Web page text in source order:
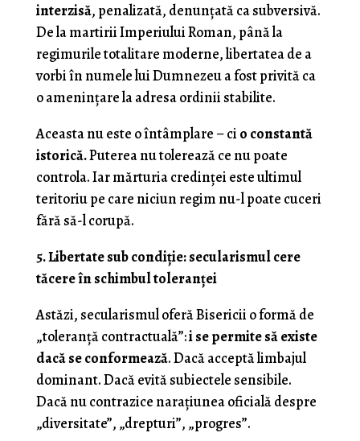
interzisă, penalizată, denunțată ca subversivă.
De la martirii Imperiului Roman, până la
regimurile totalitare moderne, libertatea de a
vorbi în numele lui Dumnezeu a fost privită ca
o amenințare la adresa ordinii stabilite.
Aceasta nu este o întâmplare – ci o constantă
istorică.Puterea nu tolerează ce nu poate
controla. Iar mărturia credinței este ultimul
teritoriu pe care niciun regim nu-l poate cuceri
fără să-l corupă.
5. Libertate sub condiție: secularismul cere
tăcere în schimbul toleranței
Astăzi, secularismul oferă Bisericii o formă de
„toleranță contractuală”:i se permite să existe
dacă se conformează. Dacă acceptă limbajul
dominant. Dacă evită subiectele sensibile.
Dacă nu contrazice narațiunea oficială despre
„diversitate”, „drepturi”, „progres”.